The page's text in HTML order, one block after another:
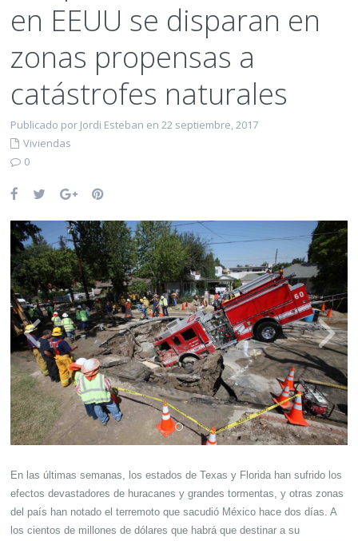
en EEUU se disparan en
zonas propensas a
catástrofes naturales
Publicado por Jordi Esteban en 22 septiembre, 2017
Viviendas
0
En las últimas semanas, los estados de Texas y Florida han sufrido los
efectos devastadores de huracanes y grandes tormentas, y otras zonas
del país han notado el terremoto que sacudió México hace dos días. A
los cientos de millones de dólares que habrá que destinar a su